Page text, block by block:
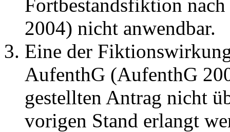
Fortbestandsfiktion
2004) nicht anwendbar.
Eine der
AufenthG (AufenthG
gestellten Antrag nicht
vorigen Stand erlangt